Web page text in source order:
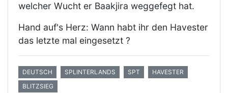
welcher Wucht er Baakjira weggefegt hat.
Hand auf's Herz: Wann habt ihr den Havester
das letzte mal eingesetzt ?
DEUTSCH SPLINTERLANDS SPT
HAVESTER
BLITZSIEG